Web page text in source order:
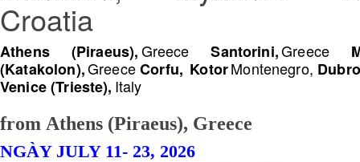
Croatia
Athens (Piraeus),GreeceSantorini,Greece
(Katakolon),GreeceCorfu, KotorMontenegro,
Venice (Trieste), Italy
from Athens (Piraeus), Greece
NGÀY JULY 11- 23, 2026